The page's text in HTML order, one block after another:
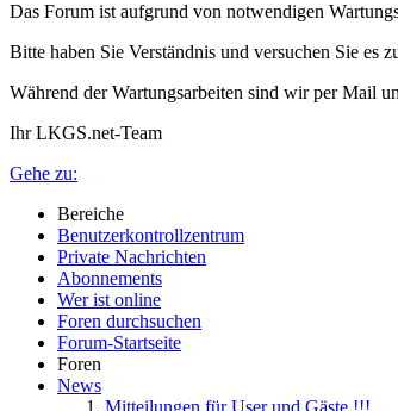
Das Forum ist aufgrund von notwendigen
Bitte haben Sie Verständnis und versuchen Sie es
Während der Wartungsarbeiten sind wir per Mail
Ihr LKGS.net-Team
Gehe zu:
Bereiche
Benutzerkontrollzentrum
Private Nachrichten
Abonnements
Wer ist online
Foren durchsuchen
Forum-Startseite
Foren
News